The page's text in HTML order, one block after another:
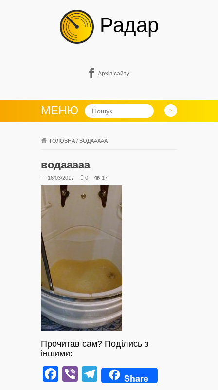
Радар
Архів сайту
МЕНЮ
ГОЛОВНА / ВОДААААА
водааааа
— 16/03/2017 0 17
Прочитав сам? Поділись з
іншими:
Facebook
ViberTelegram
Share